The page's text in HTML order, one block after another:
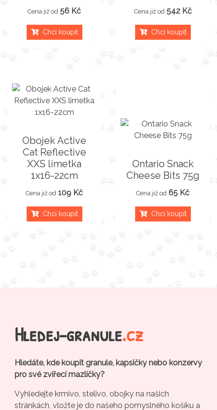
Cena již od 56 Kč
Chci koupit
Cena již od 542 Kč
Chci koupit
Obojek Active
Cat Reflective
XXS limetka
1x16-22cm
Cena již od 109 Kč
Chci koupit
Ontario Snack
Cheese Bits 75g
Cena již od 65 Kč
Chci koupit
Hledej-granule.cz
Hledáte, kde koupit granule, kapsičky nebo konzervy
pro své zvířecí mazlíčky?
Vyhledejte krmivo, stelivo, obojky na našich
stránkách, vložte je do našeho pomyslného košíku a